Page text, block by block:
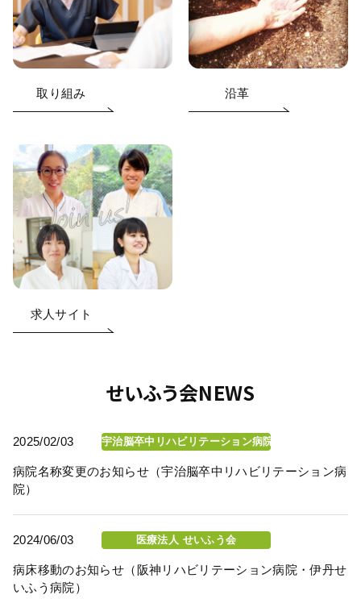
取り組み 沿革
求人サイト
せいふう会NEWS
2025/02/03 宇治脳卒中リハビリテーション病院
病院名称変更のお知らせ（宇治脳卒中リハビリテーション病
院）
2024/06/03 医療法人 せいふう会
病床移動のお知らせ（阪神リハビリテーション病院・伊丹せ
いふう病院）